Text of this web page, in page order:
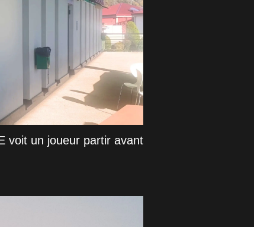
voit un joueur partir avant